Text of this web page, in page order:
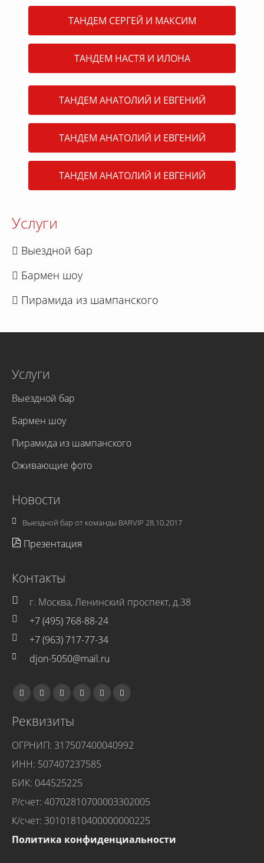
ТАНДЕМ СЕРГЕЙ И МАКСИМ
ТАНДЕМ НАСТЯ И ИЛОНА
ТАНДЕМ АНАТОЛИЙ И ЕВГЕНИЙ
ТАНДЕМ АНАТОЛИЙ И ЕВГЕНИЙ
ТАНДЕМ АНАТОЛИЙ И ЕВГЕНИЙ
Услуги
Выездной бар
Бармен шоу
Пирамида из шампанского
Услуги
Выездной бар
Бармен шоу
Пирамида из шампанского
Оживающие фото
Новости
Выездной бар от команды BARVIP 28.10.2017
Презентация
Контакты
г. Москва, Ленинский проспект, д.38
+7 (495) 768-88-24
+7 (963) 717-77-34
djon-5050@mail.ru
Реквизиты
ОГРНИП: 317507400040992
ИНН: 507407237585
БИК: 044525225
Р/счет: 40702810700003302005
К/счет: 30101810400000000225
Политика конфиденциальности